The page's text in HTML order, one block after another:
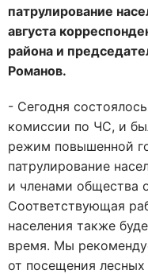
патрулирование
августа
района и
Романов.
- Сегодня
комиссии по ЧС, и
режим повышенной
патрулирование
и членами общества
Соответствующая
населения также
время. Мы
от посещения